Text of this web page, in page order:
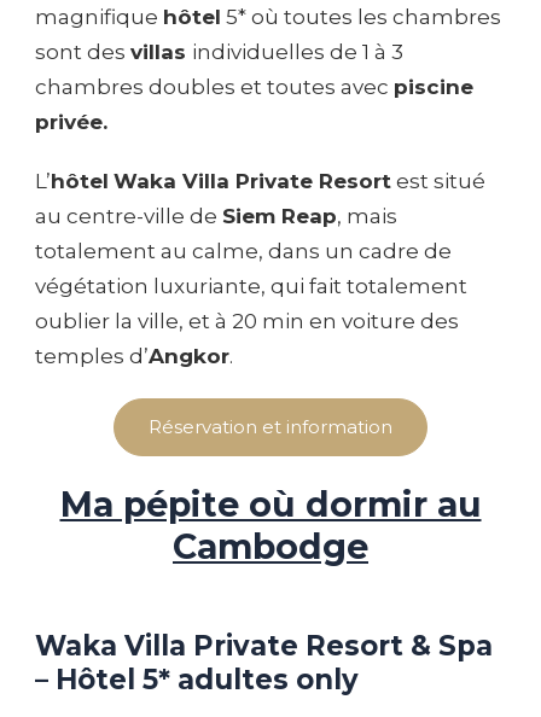
magnifique hôtel 5* où toutes les chambres
sont des villas individuelles de 1 à 3
chambres doubles et toutes avec piscine
privée.
L’hôtel Waka Villa Private Resort est situé
au centre-ville de Siem Reap, mais
totalement au calme, dans un cadre de
végétation luxuriante, qui fait totalement
oublier la ville, et à 20 min en voiture des
temples d’Angkor.
Réservation et information
Ma pépite où dormir au
Cambodge
Waka Villa Private Resort & Spa
– Hôtel 5* adultes only